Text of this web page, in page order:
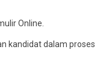
Online.
kandidat dalam proses